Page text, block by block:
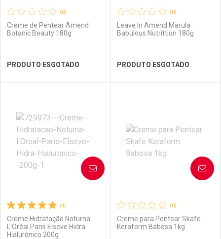
Ver Desconto Convênio Ver Desconto Convênio
(0)
Creme de Pentear Amend
Botanic Beauty 180g
PRODUTO ESGOTADO
Laboratório
Por Menos
(0)
Leave In Amend Marula
Babulous Nutrittion 180g
PRODUTO ESGOTADO
Laboratório
Por Menos
(1)
Creme Hidratação Noturna
L'Oréal Paris Elseve Hidra
Hialurônico 200g
AVISE-ME
(0)
Creme para Pentear Skafe
Keraform Babosa 1kg
AVISE-ME